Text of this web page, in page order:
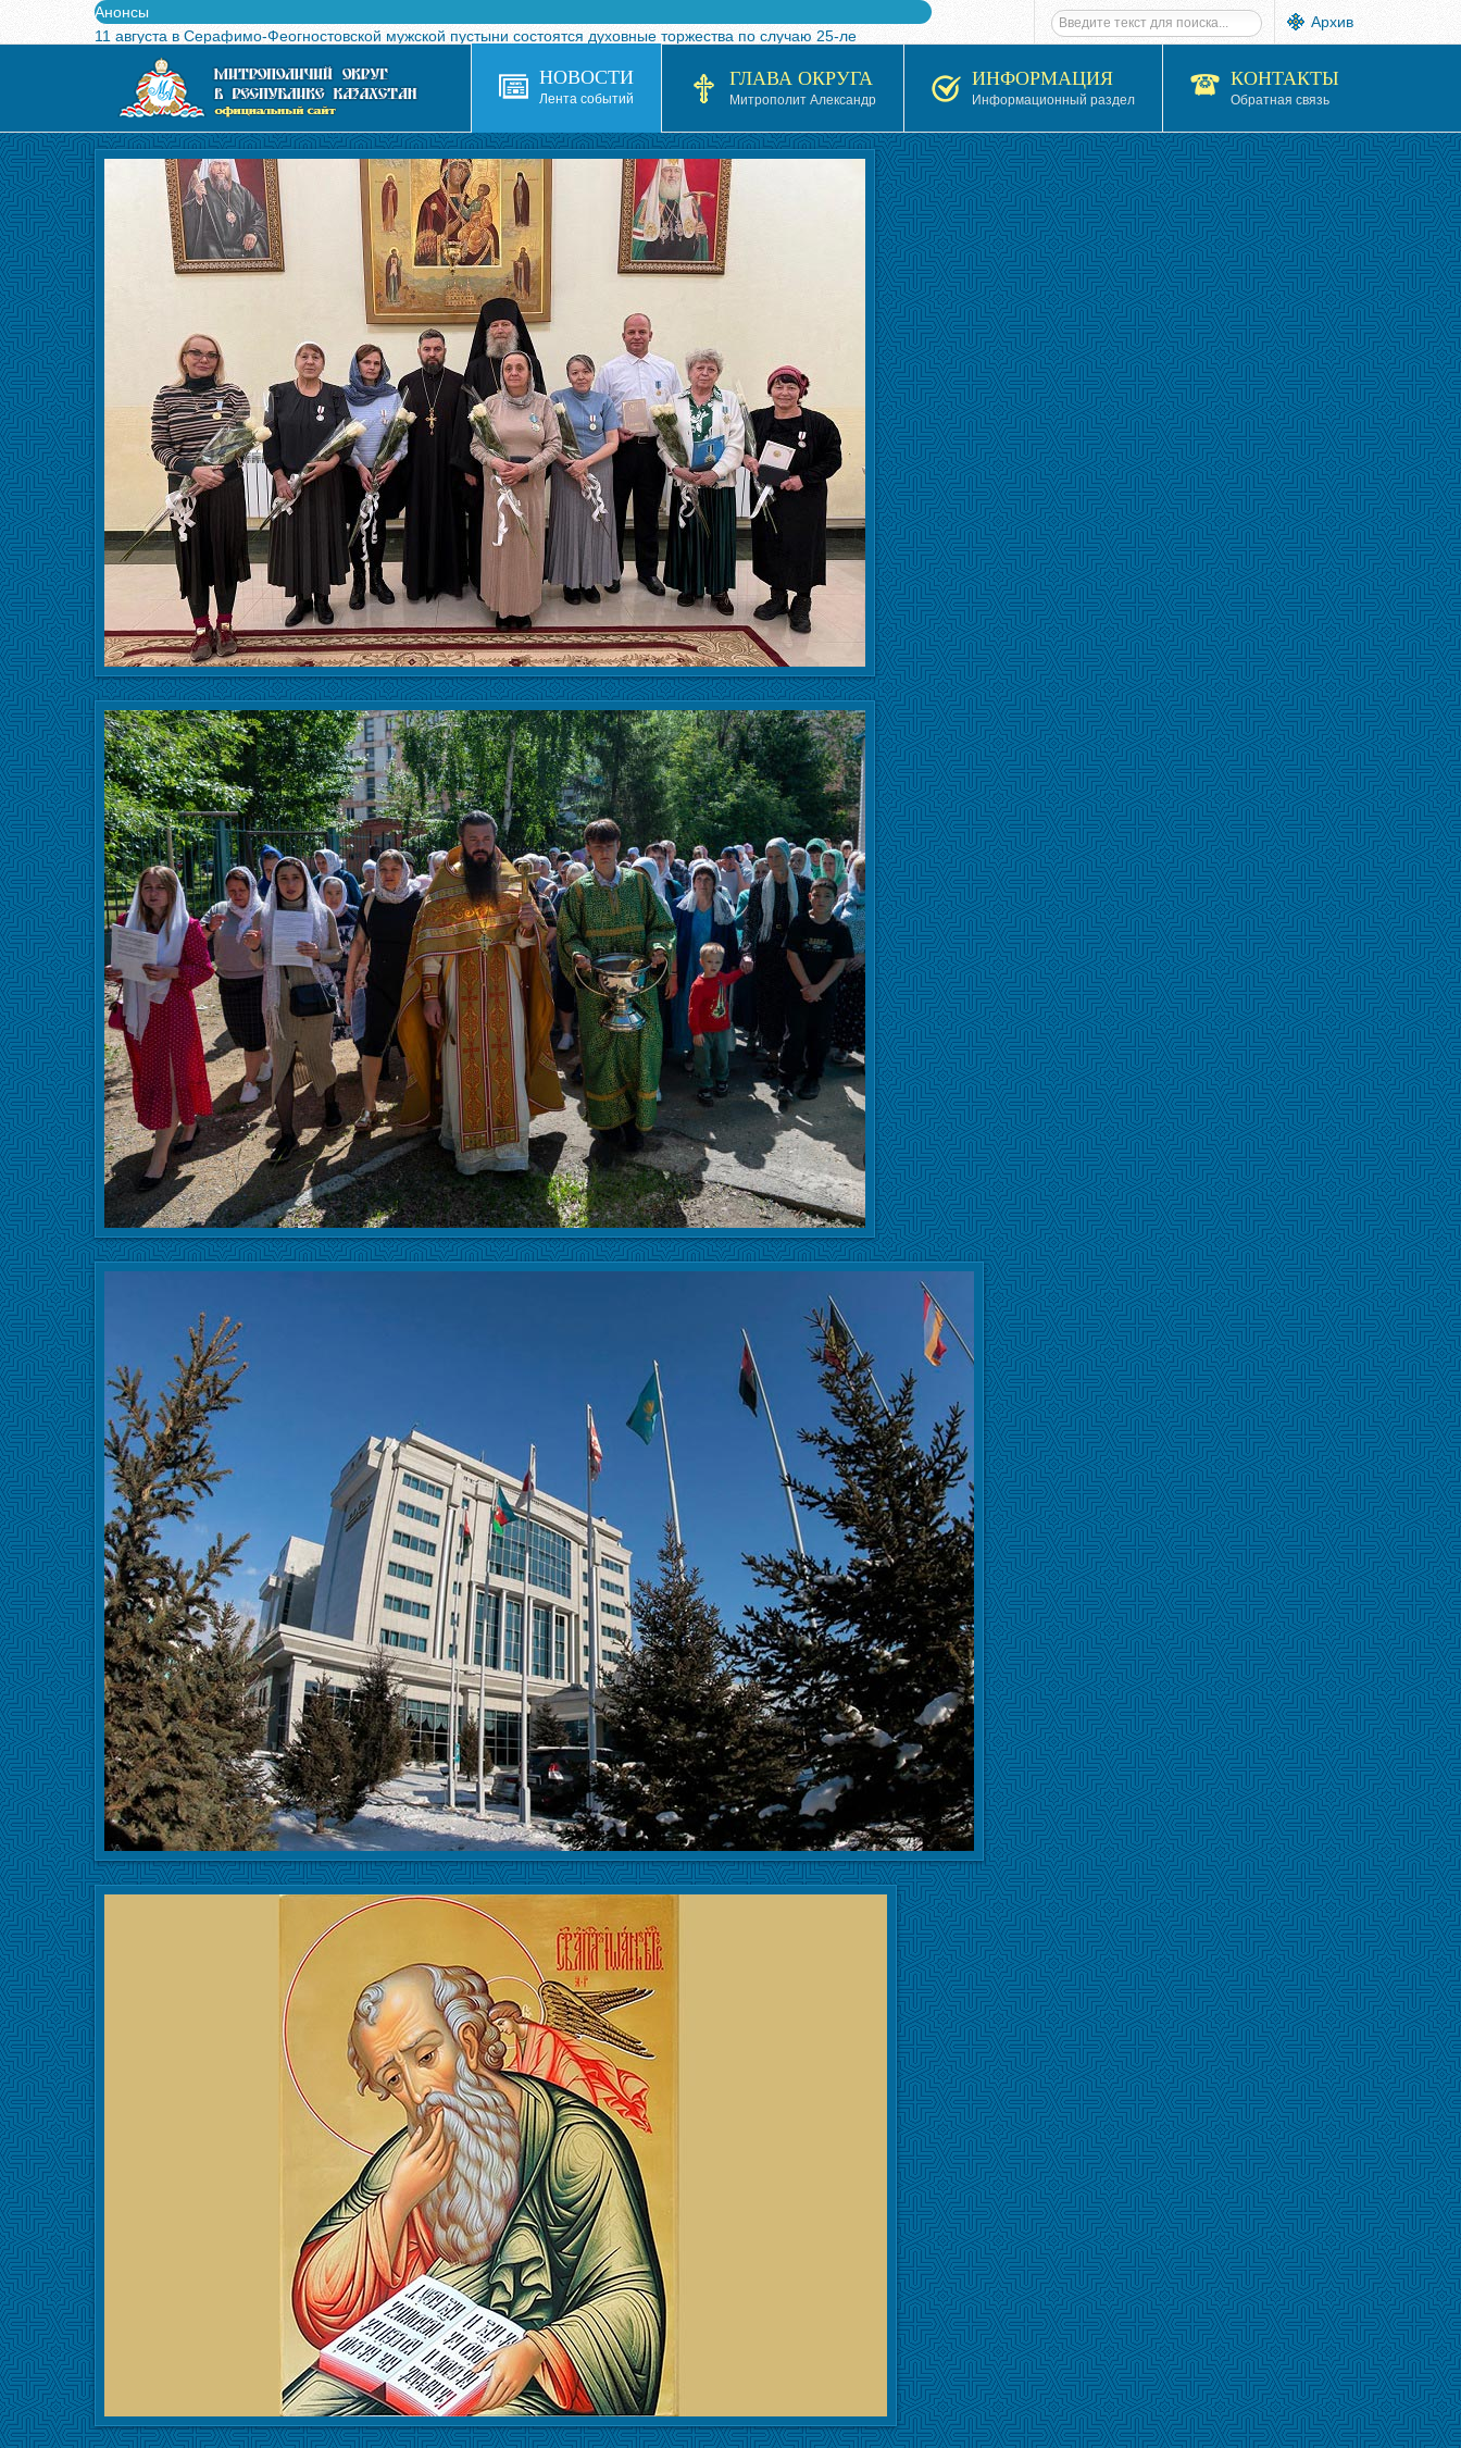
Анонсы
11 августа в Серафимо-Феогностовской мужской пустыни состоятся духовные торжества по случаю 25-ле
Выпущен в свет буклет о проведении Международного турнира по волейболу, посвященного 25-летию обр
Вышел в свет новый номер журнала «Свет Православия в Казахстане»
Вышла в свет монография «Управляющие Алма-Атинской епархией Русской Православной Церкви в 1927–19
Алма-Атинская духовная семинария объявляет прием документов на 2026-2027 учебный год
Архив
НОВОСТИ
Лента событий
ГЛАВА ОКРУГА
Митрополит Александр
ИНФОРМАЦИЯ
Информационный раздел
КОНТАКТЫ
Обратная связь